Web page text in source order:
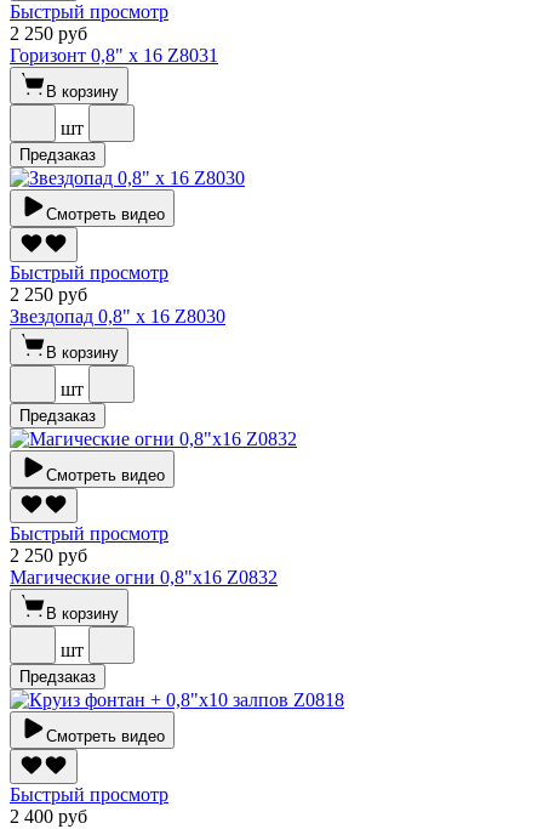
Быстрый просмотр
2 250 руб
Горизонт 0,8" х 16 Z8031
В корзину
шт
Предзаказ
Смотреть видео
Быстрый просмотр
2 250 руб
Звездопад 0,8" х 16 Z8030
В корзину
шт
Предзаказ
Смотреть видео
Быстрый просмотр
2 250 руб
Магические огни 0,8"х16 Z0832
В корзину
шт
Предзаказ
Смотреть видео
Быстрый просмотр
2 400 руб